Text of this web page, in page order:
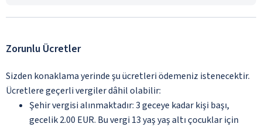
Zorunlu Ücretler
Sizden konaklama yerinde şu ücretleri ödemeniz istenecektir.
Ücretlere geçerli vergiler dâhil olabilir:
Şehir vergisi alınmaktadır: 3 geceye kadar kişi başı,
gecelik 2.00 EUR. Bu vergi 13 yaş yaş altı çocuklar için